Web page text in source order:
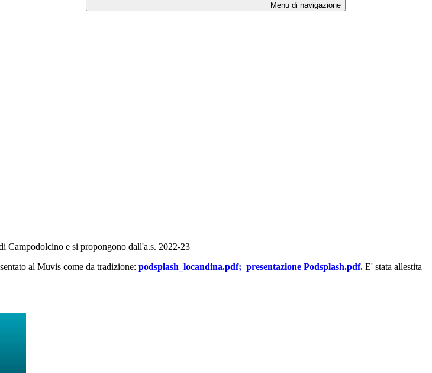
Menu di navigazione
Campodolcino e si propongono dall'a.s. 2022-23
al Muvis come da tradizione: podsplash_locandina.pdf; presentazione Podsplash.pdf. E' stata allestita